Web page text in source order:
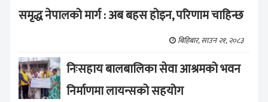
समृद्ध नेपालको मार्ग : अब बहस होइन, परिणाम चाहिन्छ
बिहिबार, साउन २१, २०८३
निःसहाय बालबालिका सेवा आश्रमको भवन
निर्माणमा लायन्सको सहयोग